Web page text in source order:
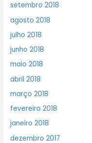
setembro 2018
agosto 2018
julho 2018
junho 2018
maio 2018
abril 2018
março 2018
fevereiro 2018
janeiro 2018
dezembro 2017